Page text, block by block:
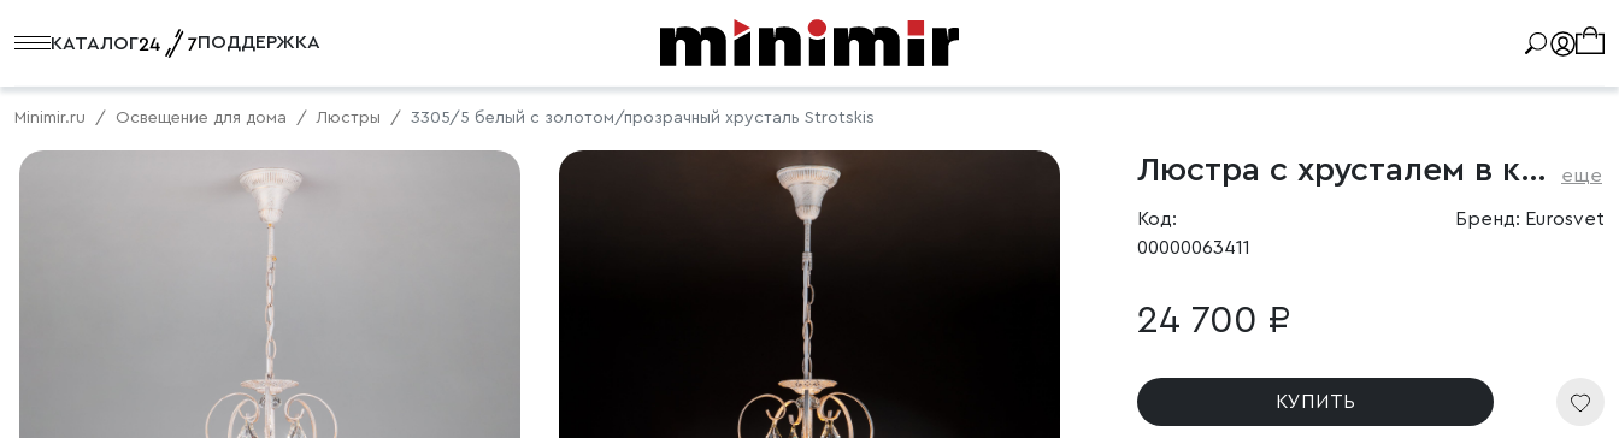
КАТАЛОГ ПОДДЕРЖКА
Minimir.ru Освещение для дома Люстры 3305/5 белый с золотом/прозрачный хрусталь Strotskis
Люстра с хрусталем в классическом стиле еще
Код:
00000063411
Бренд: Eurosvet
24 700 ₽
КУПИТЬ